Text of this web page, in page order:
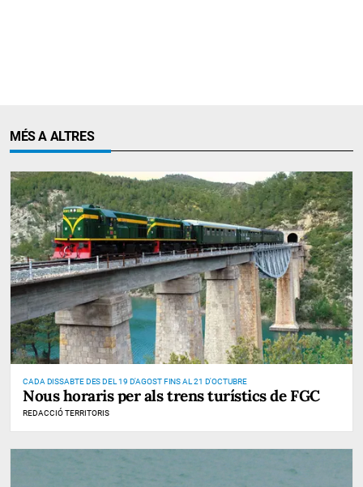
MÉS A ALTRES
CADA DISSABTE DES DEL 19 D'AGOST FINS AL 21 D'OCTUBRE
Nous horaris per als trens turístics de FGC
REDACCIÓ TERRITORIS